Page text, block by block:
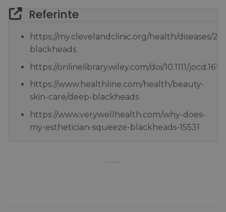
Referinte
https://my.clevelandclinic.org/health/diseases/
blackheads
https://onlinelibrary.wiley.com/doi/10.1111/
https://www.healthline.com/health/beauty-
skin-care/deep-blackheads
https://www.verywellhealth.com/why-does-
my-esthetician-squeeze-blackheads-15531